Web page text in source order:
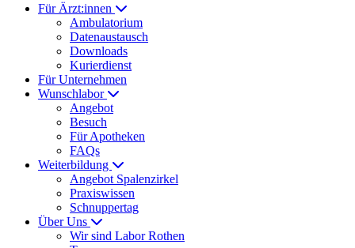
Für Ärzt:innen
Ambulatorium
Datenaustausch
Downloads
Kurierdienst
Für Unternehmen
Wunschlabor
Angebot
Besuch
Für Apotheken
FAQs
Weiterbildung
Angebot Spalenzirkel
Praxiswissen
Schnuppertag
Über Uns
Wir sind Labor Rothen